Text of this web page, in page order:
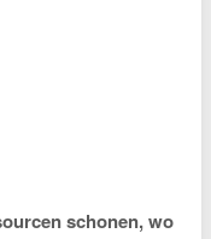
schonen, wo